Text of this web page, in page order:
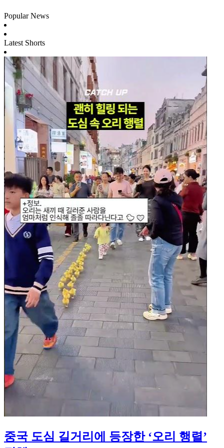
Popular News
Latest Shorts
중국 도심 길거리에 등장한 ‘오리 행렬’